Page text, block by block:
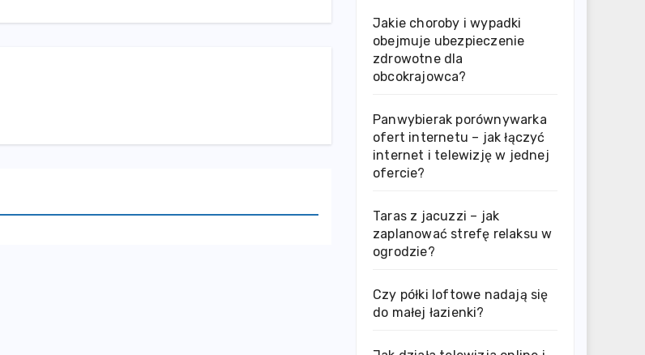
Jakie choroby i wypadki
obejmuje ubezpieczenie
zdrowotne dla
obcokrajowca?
Panwybierak porównywarka
ofert internetu – jak łączyć
internet i telewizję w jednej
ofercie?
Taras z jacuzzi – jak
zaplanować strefę relaksu w
ogrodzie?
Czy półki loftowe nadają się
do małej łazienki?